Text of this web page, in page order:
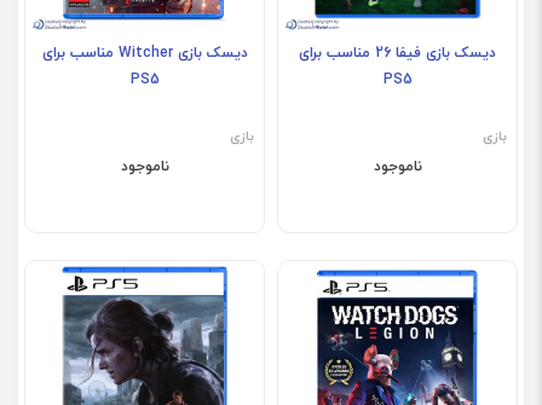
دیسک بازی فیفا 26 مناسب برای
PS5
بازی
ناموجود
دیسک بازی Witcher مناسب برای
PS5
بازی
ناموجود